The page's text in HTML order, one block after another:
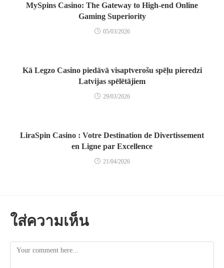
MySpins Casino: The Gateway to High-end Online
Gaming Superiority
05/03/2026
Kā Legzo Casino piedāvā visaptverošu spēļu pieredzi
Latvijas spēlētājiem
29/03/2026
LiraSpin Casino : Votre Destination de Divertissement
en Ligne par Excellence
21/04/2026
ใส่ความเห็น
Comment